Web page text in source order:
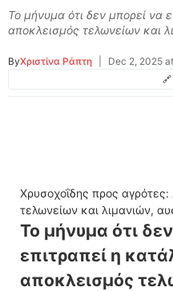
Το μήνυμα ότι δεν μπορεί να
αποκλεισμός τελωνείων και
ByΧριστίνα Ράπτη Dec 2, 2025
🔗
Χρυσοχοΐδης προς
τελωνείων και λιμανιών,
Το μήνυμα ότι
επιτραπεί η
αποκλεισμός